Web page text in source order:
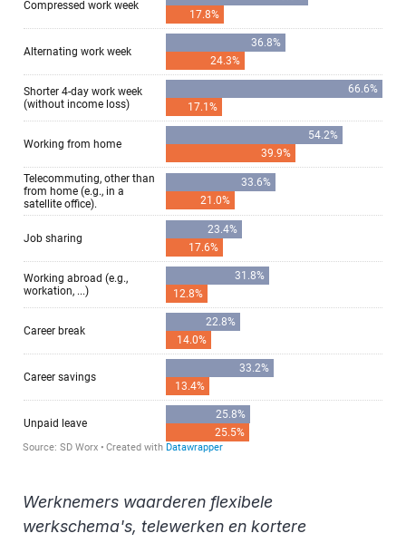
Werknemers waarderen flexibele
werkschema's, telewerken en kortere